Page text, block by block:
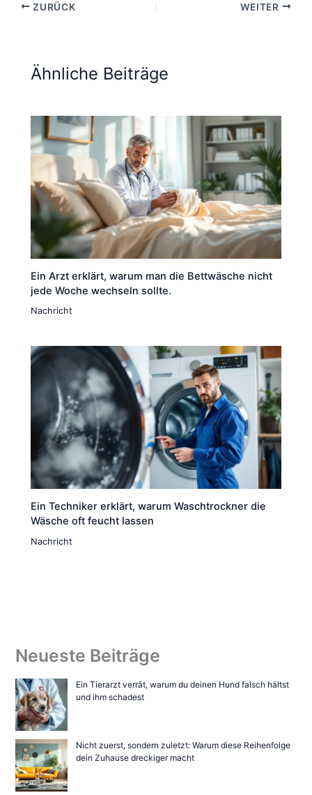
ZURÜCK WEITER
Ähnliche Beiträge
Ein Arzt erklärt, warum man die Bettwäsche nicht
jede Woche wechseln sollte.
Nachricht
Ein Techniker erklärt, warum Waschtrockner die
Wäsche oft feucht lassen
Nachricht
Neueste Beiträge
Ein Tierarzt verrät, warum du deinen Hund falsch hältst
und ihm schadest
Nicht zuerst, sondern zuletzt: Warum diese Reihenfolge
dein Zuhause dreckiger macht